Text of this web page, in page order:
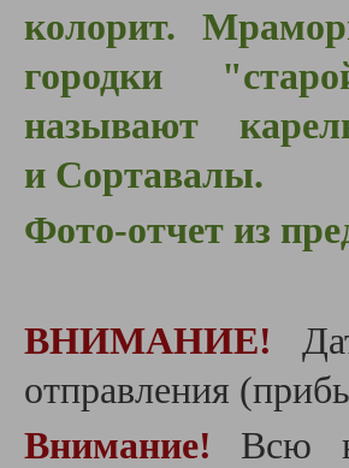
колорит.
городки
называют
и Сортавалы.
Фото-отчет из
ВНИМАНИЕ!
отправления
Внимание!
Всю